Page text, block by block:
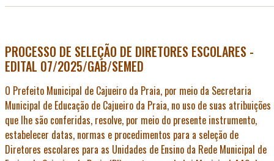
PROCESSO DE SELEÇÃO DE DIRETORES ESCOLARES -
EDITAL 07/2025/GAB/SEMED
O Prefeito Municipal de Cajueiro da Praia, por meio da Secretaria
Municipal de Educação de Cajueiro da Praia, no uso de suas atribuições
que lhe são conferidas, resolve, por meio do presente instrumento,
estabelecer datas, normas e procedimentos para a seleção de
Diretores escolares para as Unidades de Ensino da Rede Municipal de